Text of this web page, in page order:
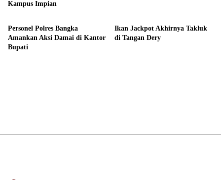
Kampus Impian
HEADLINE
Personel Polres Bangka
Amankan Aksi Damai di Kantor
Bupati
Ikan Jackpot Akhirnya Takluk
di Tangan Dery